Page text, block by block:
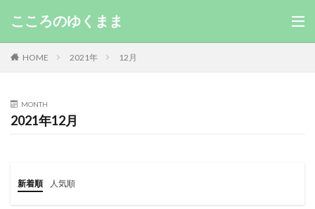
こころのゆくまま
HOME 2021年 12月
MONTH
2021年12月
新着順 人気順